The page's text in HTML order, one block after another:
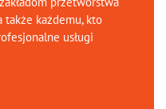
także każdemu, kto
usługi